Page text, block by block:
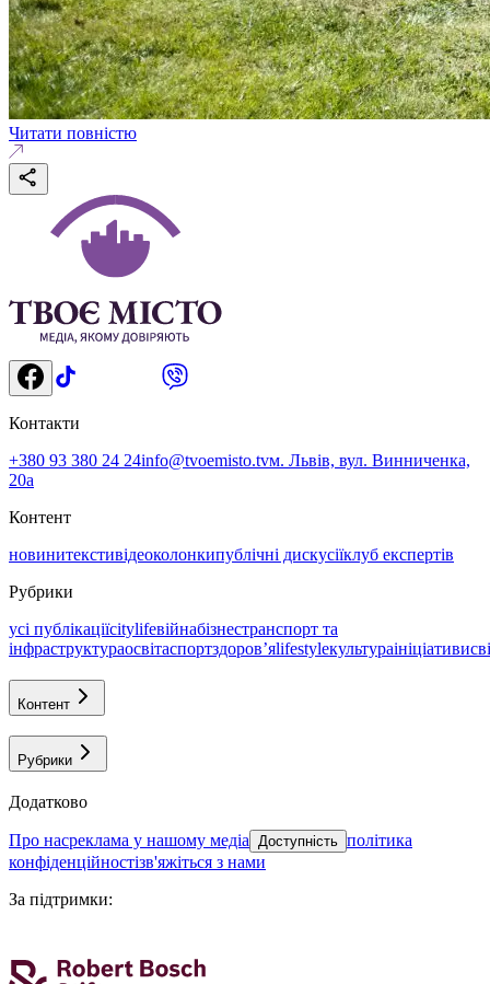
Читати повністю
Контакти
+380 93 380 24 24info@tvoemisto.tvм. Львів, вул. Винниченка,
20а
Контент
новинитекстивідеоколонкипублічні дискусіїклуб експертів
Рубрики
усі публікаціїcitylifeвійнабізнестранспорт та
інфраструктураосвітаспортздоровʼяlifestyleкультураініціативи
Контент
Рубрики
Додатково
про насреклама у нашому медіа Доступність політика
конфіденційностізв'яжіться з нами
За підтримки: